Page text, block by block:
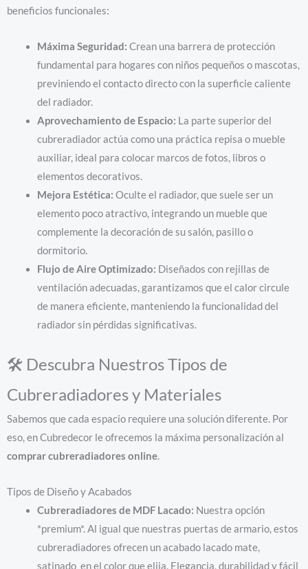
beneficios funcionales:
Máxima Seguridad: Crean una barrera de protección
fundamental para hogares con niños pequeños o mascotas,
previniendo el contacto directo con la superficie caliente
del radiador.
Aprovechamiento de Espacio: La parte superior del
cubreradiador actúa como una práctica repisa o mueble
auxiliar, ideal para colocar marcos de fotos, libros o
elementos decorativos.
Mejora Estética: Oculte el radiador, que suele ser un
elemento poco atractivo, integrando un mueble que
complemente la decoración de su salón, pasillo o
dormitorio.
Flujo de Aire Optimizado: Diseñados con rejillas de
ventilación adecuadas, garantizamos que el calor circule
de manera eficiente, manteniendo la funcionalidad del
radiador sin pérdidas significativas.
🛠️ Descubra Nuestros Tipos de
Cubreradiadores y Materiales
Sabemos que cada espacio requiere una solución diferente. Por
eso, en Cubredecor le ofrecemos la máxima personalización al
comprar cubreradiadores online.
Tipos de Diseño y Acabados
Cubreradiadores de MDF Lacado: Nuestra opción
*premium*. Al igual que nuestras puertas de armario, estos
cubreradiadores ofrecen un acabado lacado mate,
satinado en el color que elija. Elegancia, durabilidad y fácil